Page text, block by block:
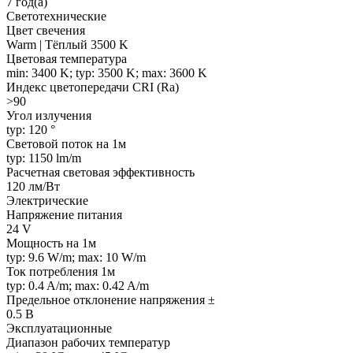
Светотехнические
Цвет свечения
Warm | Тёплый 3500 K
Цветовая температура
min: 3400 K; typ: 3500 K; max: 3600 K
Индекс цветопередачи CRI (Ra)
>90
Угол излучения
typ: 120 °
Световой поток на 1м
typ: 1150 lm/m
Расчетная световая эффективность
120 лм/Вт
Электрические
Напряжение питания
24 V
Мощность на 1м
typ: 9.6 W/m; max: 10 W/m
Ток потребления 1м
typ: 0.4 A/m; max: 0.42 A/m
Предельное отклонение напряжения ±
0.5 В
Эксплуатационные
Диапазон рабочих температур